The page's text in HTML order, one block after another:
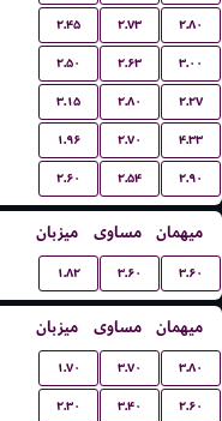
۲.۴۵ ۲.۷۳ ۲.۸۰
۲.۵۰ ۲.۶۳ ۳.۰۰
۳.۱۵ ۲.۸۰ ۲.۲۷
۱.۹۶ ۲.۷۰ ۴.۳۳
۲.۶۰ ۲.۵۴ ۲.۹۰
میزبان مساوی میهمان
۱.۸۲ ۳.۶۰ ۳.۶۰
میزبان مساوی میهمان
۱.۷۰ ۳.۷۰ ۳.۸۰
۲.۳۰ ۳.۴۰ ۲.۶۰